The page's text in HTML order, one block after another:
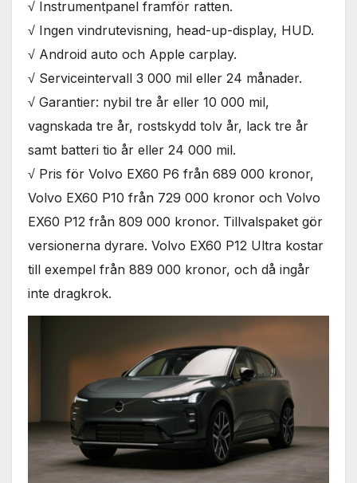
√ Instrumentpanel framför ratten.
√ Ingen vindrutevisning, head-up-display, HUD.
√ Android auto och Apple carplay.
√ Serviceintervall 3 000 mil eller 24 månader.
√ Garantier: nybil tre år eller 10 000 mil,
vagnskada tre år, rostskydd tolv år, lack tre år
samt batteri tio år eller 24 000 mil.
√ Pris för Volvo EX60 P6 från 689 000 kronor,
Volvo EX60 P10 från 729 000 kronor och Volvo
EX60 P12 från 809 000 kronor. Tillvalspaket gör
versionerna dyrare. Volvo EX60 P12 Ultra kostar
till exempel från 889 000 kronor, och då ingår
inte dragkrok.